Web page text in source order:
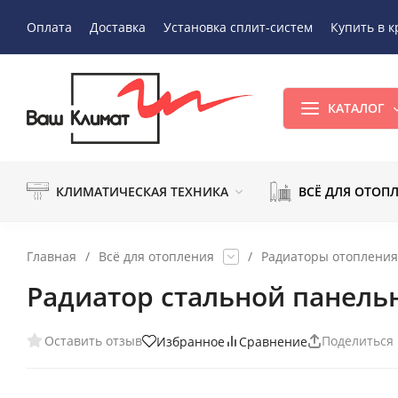
Оплата Доставка Установка сплит-систем Купить в
КАТАЛОГ
КЛИМАТИЧЕСКАЯ ТЕХНИКА ВСЁ ДЛЯ
Главная / Всё для отопления / Радиаторы отопления
Радиатор стальной
Оставить отзыв Избранное Сравнение Поделиться